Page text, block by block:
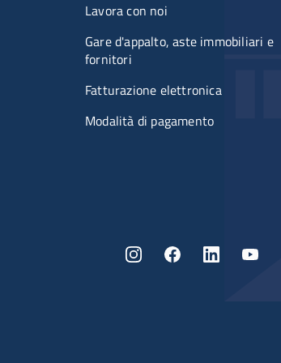
Lavora con noi
Gare d'appalto, aste immobiliari e
fornitori
Fatturazione elettronica
Modalità di pagamento